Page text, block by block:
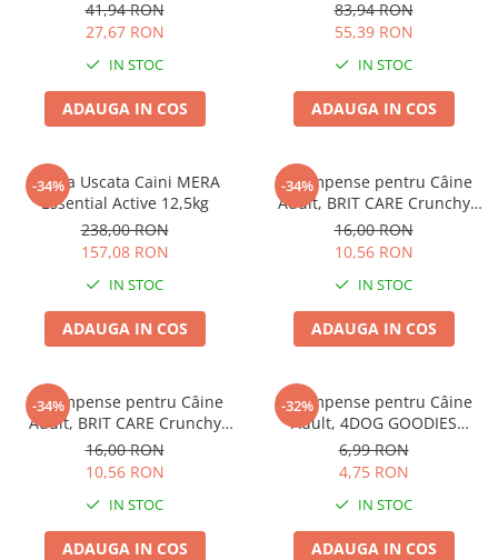
Orez, 6x150g
41,94 RON
27,67 RON
IN STOC
ADAUGA IN COS
Tenders Pui, 6x100g
83,94 RON
55,39 RON
IN STOC
ADAUGA IN COS
-34%
Hrana Uscata Caini MERA
Essential Active 12,5kg
238,00 RON
157,08 RON
IN STOC
ADAUGA IN COS
-34%
Recompense pentru Câine
Adult, BRIT CARE Crunchy
Cracker, Insecte, Curcan și
Mere, 200g
16,00 RON
10,56 RON
IN STOC
ADAUGA IN COS
-34%
Recompense pentru Câine
Adult, BRIT CARE Crunchy
Cracker, Insecte, Iepure și
Fenicul, 200g
16,00 RON
10,56 RON
IN STOC
ADAUGA IN COS
-32%
Recompense pentru Câine
Adult, 4DOG GOODIES
Trainer, Miel și Orez, 150g
6,99 RON
4,75 RON
IN STOC
ADAUGA IN COS